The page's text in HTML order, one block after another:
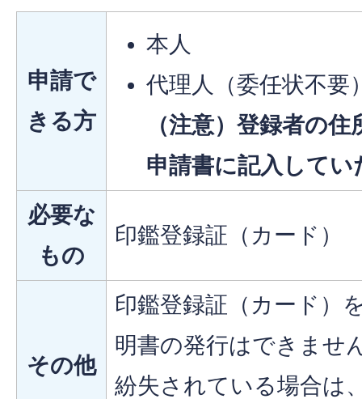
申請で
きる方
本人
代理人（委任状不要
（注意）登録者の
申請書に記入して
必要な
もの
印鑑登録証（カード）
その他
印鑑登録証（カード）
明書の発行はできませ
紛失されている場合は